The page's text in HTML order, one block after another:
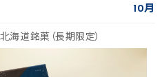
10月
海道銘菓（長期限定）